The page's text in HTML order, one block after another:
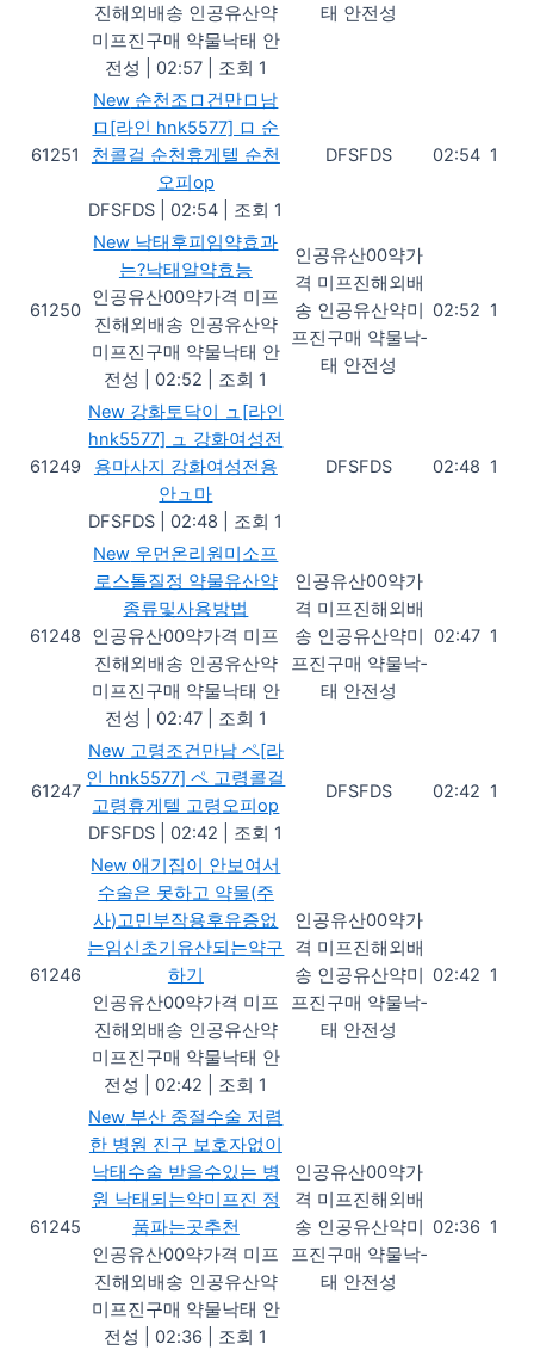
진해외배송 인공유산약
미프진구매 약물낙­태 안
전성
02:57 조회 1
태 안전성
61251
New 순천조ロ건만ロ남
ロ[라인 hnk5577] ロ 순
천콜걸 순천휴게텔 순천
오피op
DFSFDS
02:54 조회 1
DFSFDS 02:54 1
61250
New 낙태후피임약효과
는?낙­태알약효능
인공유산00약가격 미프
진해외배송 인공유산약
미프진구매 약물낙­태 안
전성
02:52 조회 1
인공유산00약가
격 미프진해외배
송 인공유산약미
프진구매 약물낙­
태 안전성
02:52 1
61249
New강화토닥이 ュ[라인
hnk5577] ュ 강화여성전
용마사지 강화여성전용
안ュ마
DFSFDS
02:48 조회 1
DFSFDS 02:48 1
61248
New 우먼온리원미소프
로스톨질정 약물유산약
종류및사용방법
인공유산00약가격 미프
진해외배송 인공유산약
미프진구매 약물낙­태 안
전성
02:47 조회 1
인공유산00약가
격 미프진해외배
송 인공유산약미
프진구매 약물낙­
태 안전성
02:47 1
61247
New고령조건만남 ペ[라
인 hnk5577] ペ 고령콜걸
고령휴게텔 고령오피op
DFSFDS
02:42 조회 1
DFSFDS 02:42 1
61246
New 애기집이 안보여서
수술은 못하고 약물(주
사)고민부작용후유증없
는임신초기유산되는약구
하기
인공유산00약가격 미프
진해외배송 인공유산약
미프진구매 약물낙­태 안
전성
02:42 조회 1
인공유산00약가
격 미프진해외배
송 인공유산약미
프진구매 약물낙­
태 안전성
02:42 1
61245
New 부산 중절수술 저렴
한 병원 진구 보호자없이
낙태수술 받을수있는 병
원 낙태되는약미프진 정
품파는곳추천
인공유산00약가격 미프
진해외배송 인공유산약
미프진구매 약물낙­태 안
전성
02:36 조회 1
인공유산00약가
격 미프진해외배
송 인공유산약미
프진구매 약물낙­
태 안전성
02:36 1